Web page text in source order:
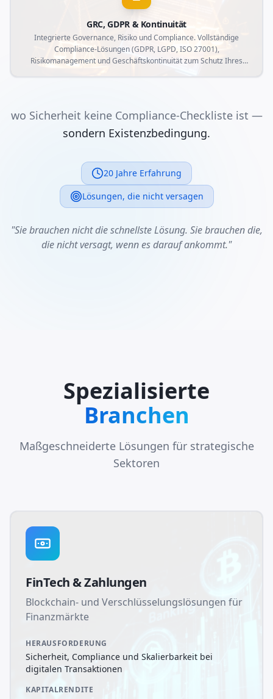
GRC, GDPR & Kontinuität
Integrierte Governance, Risiko und Compliance. Vollständige
Compliance-Lösungen (GDPR, LGPD, ISO 27001),
Risikomanagement und Geschäftskontinuität zum Schutz Ihres
wo Sicherheit keine Compliance-Checkliste ist —
sondern Existenzbedingung.
20 Jahre Erfahrung
Lösungen, die nicht versagen
"Sie brauchen nicht die schnellste Lösung. Sie brauchen die,
die nicht versagt, wenn es darauf ankommt."
Spezialisierte
Branchen
Maßgeschneiderte Lösungen für strategische
Sektoren
FinTech & Zahlungen
Blockchain- und Verschlüsselungslösungen für
Finanzmärkte
HERAUSFORDERUNG
Sicherheit, Compliance und Skalierbarkeit bei
digitalen Transaktionen
KAPITALRENDITE